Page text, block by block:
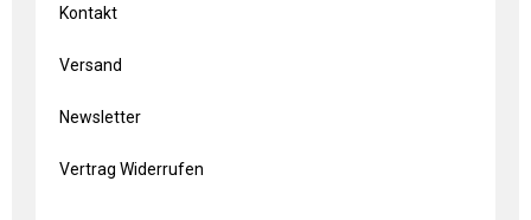
Kontakt
Versand
Newsletter
Vertrag Widerrufen